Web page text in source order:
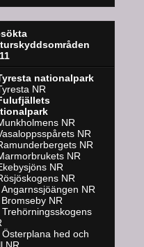
nationalpark
NR
NR
NR
NR
NR
NR
NR
Angarnssjöängen NR
Bromseby NR
Trehörningsskogens
Österplana hed och
NR